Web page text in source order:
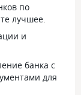
по
лучшее.
и
банка с
для